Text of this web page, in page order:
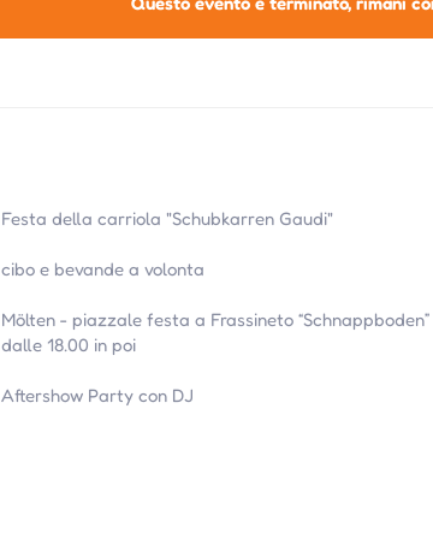
Festa della carriola "Schubkarren Gaudi"
cibo e bevande a volonta
Mölten - piazzale festa a Frassineto “Schnappboden”
dalle 18.00 in poi
Aftershow Party con DJ